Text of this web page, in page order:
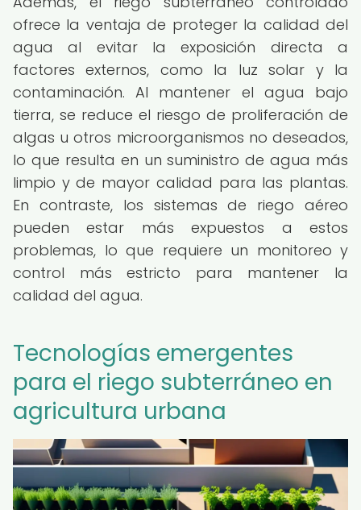
ofrece la ventaja de proteger la calidad del
agua al evitar la exposición directa a
factores externos, como la luz solar y la
contaminación. Al mantener el agua bajo
tierra, se reduce el riesgo de proliferación de
algas u otros microorganismos no deseados,
lo que resulta en un suministro de agua más
limpio y de mayor calidad para las plantas.
En contraste, los sistemas de riego aéreo
pueden estar más expuestos a estos
problemas, lo que requiere un monitoreo y
control más estricto para mantener la
calidad del agua.
Tecnologías emergentes
para el riego subterráneo en
agricultura urbana